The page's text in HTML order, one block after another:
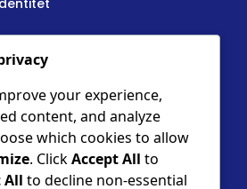
Zagreb, Croatia
your experience,
content, and analyze
which cookies to allow
. ClickAccept All to
All to decline non-essential